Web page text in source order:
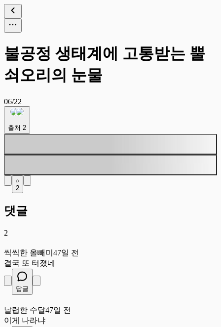
불공정 생태계에 고통받는 뿔
쇠오리의 눈물
06/22
출처 2
2
댓글
2
씩씩한 올빼미 47일 전
결국 또 터졌네
답글
날렵한 수달47일 전
이게 나라냐